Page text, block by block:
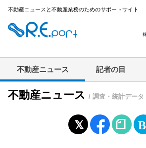
不動産ニュースと不動産業務のためのサポートサイト
不動産ニュース 記者の目
不動産ニュース / 調査・統計データ